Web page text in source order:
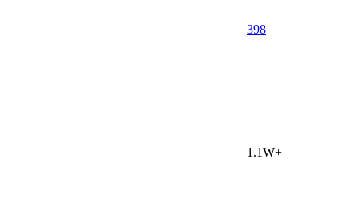
398
1.1W+